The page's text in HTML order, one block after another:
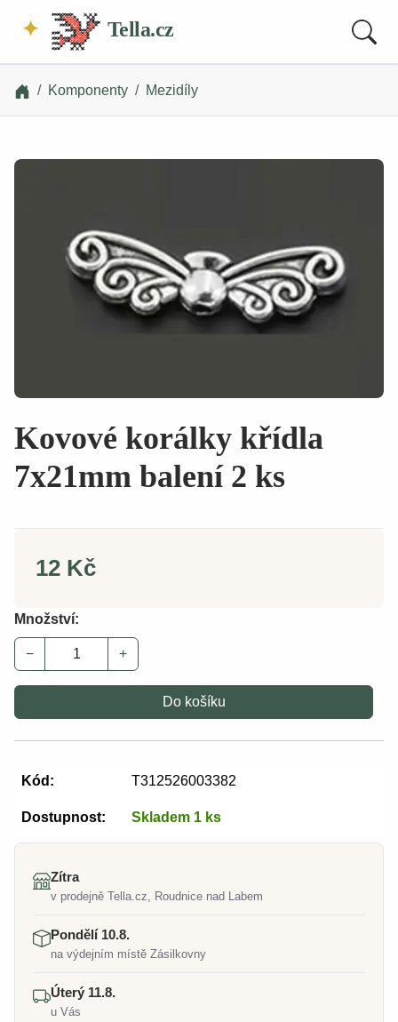
Tella.cz
Komponenty Mezidíly
Kovové korálky křídla
7x21mm balení 2 ks
12 Kč
Množství:
− +
Do košíku
Kód: T312526003382
Dostupnost: Skladem 1 ks
Zítra
v prodejně Tella.cz, Roudnice nad Labem
Pondělí 10.8.
na výdejním místě Zásilkovny
Úterý 11.8.
u Vás